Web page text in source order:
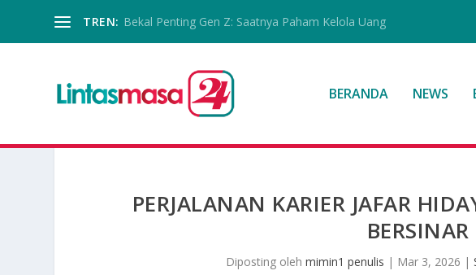
TREN: Bekal Penting Gen Z: Saatnya Paham Kelola Uang
BERANDA NEWS
PERJALANAN KARIER JAFAR
BERSINAR
Diposting olehmimin1 penulis | Mar 3, 2026 |